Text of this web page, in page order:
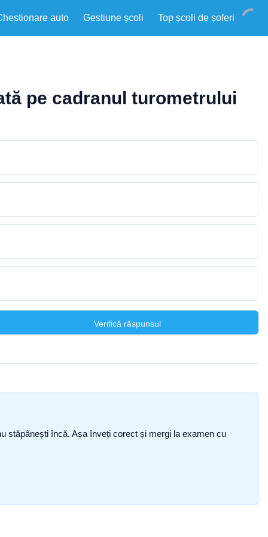
auto Gestiune școli Top școli de șoferi
pe cadranul turometrului
Verifică răspunsul
stăpânești încă. Așa înveți corect și mergi la examen cu